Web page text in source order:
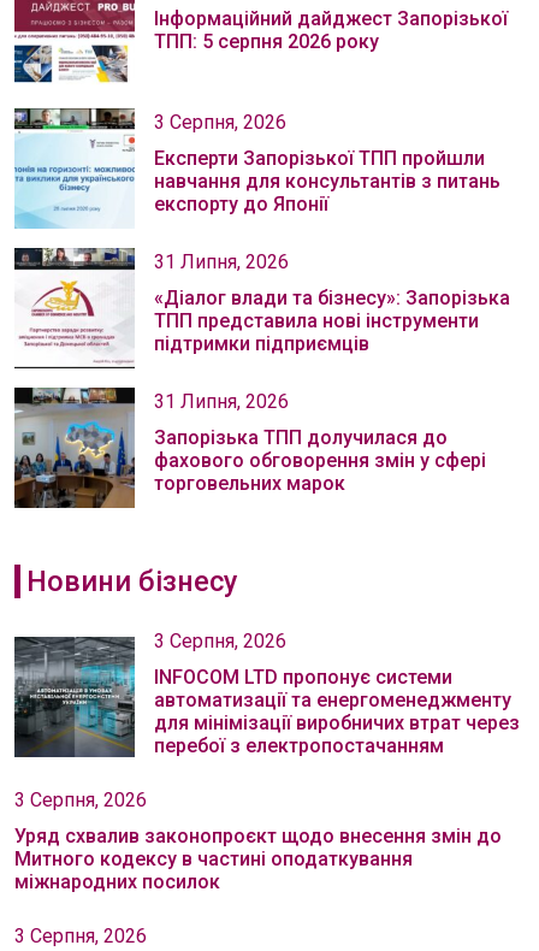
Інформаційний дайджест Запорізької
ТПП: 5 серпня 2026 року
3 Серпня, 2026
Експерти Запорізької ТПП пройшли
навчання для консультантів з питань
експорту до Японії
31 Липня, 2026
«Діалог влади та бізнесу»: Запорізька
ТПП представила нові інструменти
підтримки підприємців
31 Липня, 2026
Запорізька ТПП долучилася до
фахового обговорення змін у сфері
торговельних марок
Новини бізнесу
3 Серпня, 2026
INFOCOM LTD пропонує системи
автоматизації та енергоменеджменту
для мінімізації виробничих втрат через
перебої з електропостачанням
3 Серпня, 2026
Уряд схвалив законопроєкт щодо внесення змін до
Митного кодексу в частині оподаткування
міжнародних посилок
3 Серпня, 2026